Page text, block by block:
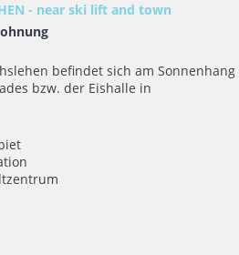
- near ski lift and town
befindet sich am Sonnenhang
bzw. der Eishalle in